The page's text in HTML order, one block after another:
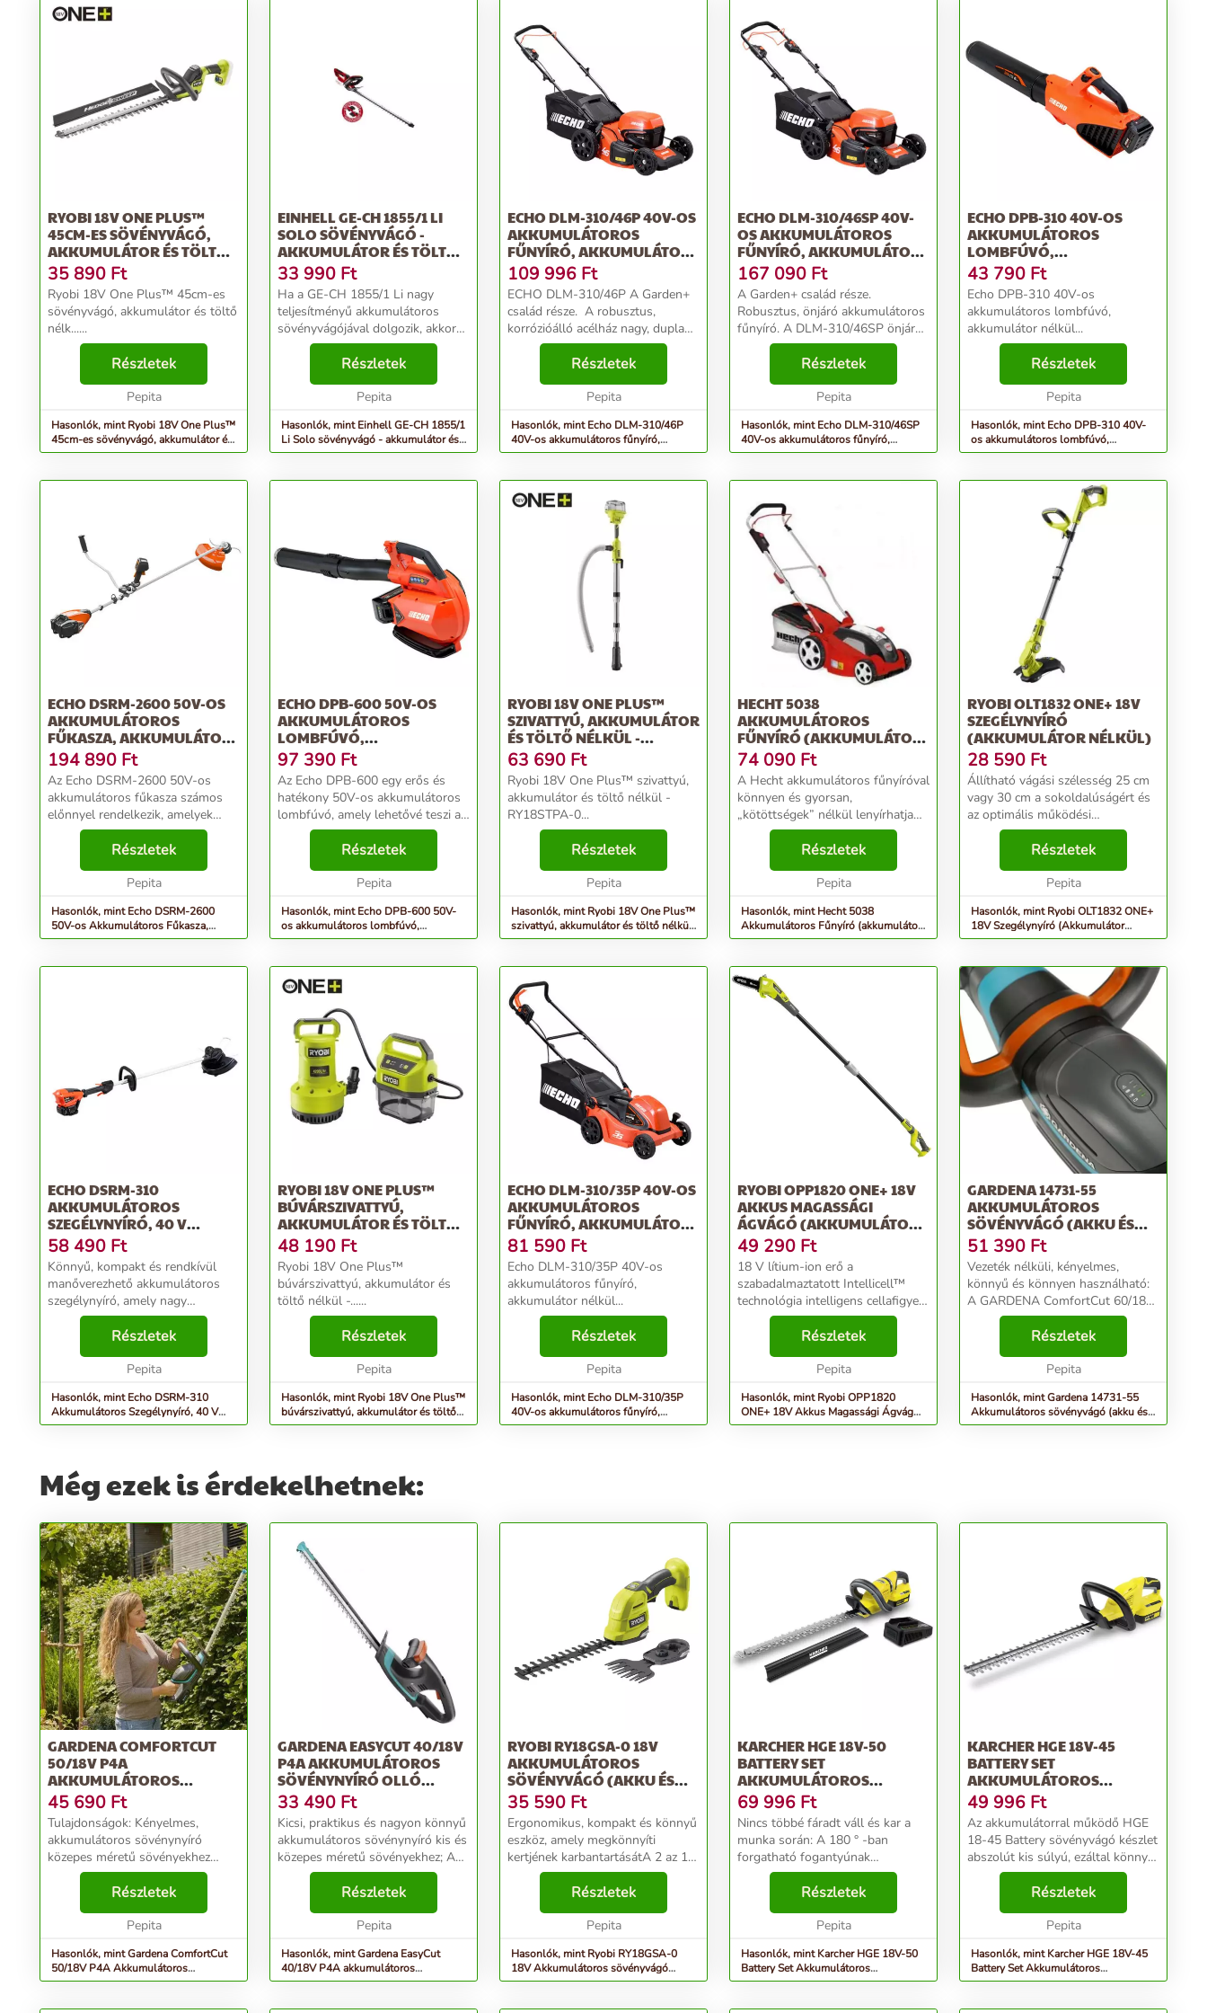
RYOBI 18V ONE PLUS™
45CM-ES SÖVÉNYVÁGÓ,
AKKUMULÁTOR ÉS TÖLTŐ
NÉLK...
35 890 Ft
Ryobi 18V One Plus™ 45cm-es
sövényvágó, akkumulátor és töltő
nélk......
Részletek
Pepita
Hasonlók, mint Ryobi 18V One Plus™
45cm-es sövényvágó, akkumulátor és
töltő nélk...
EINHELL GE-CH 1855/1 LI
SOLO SÖVÉNYVÁGÓ -
AKKUMULÁTOR ÉS TÖLTŐ
NÉ...
33 990 Ft
Ha a GE-CH 1855/1 Li nagy
teljesítményű akkumulátoros
sövényvágójával dolgozik, akkor
nem kell többé kábelekkel
bajlódnia, ha szebbé szeretné
varázsolni a sövényeket, a
bokrokat és a cserjéket. A hoss...
Részletek
Pepita
Hasonlók, mint Einhell GE-CH 1855/1
Li Solo sövényvágó - akkumulátor és
töltő né...
ECHO DLM-310/46P 40V-OS
AKKUMULÁTOROS
FŰNYÍRÓ, AKKUMULÁTOR
NÉLKÜL
109 996 Ft
ECHO DLM-310/46P A Garden+
család része. A robusztus,
korrózióálló acélház nagy, dupla
golyóscsapágyas kerekekkel
rendelkezik, így rendkívül tartós. A
nagy, 460 mm-es vágási
szélesség, a 7 fokozatú ...
Részletek
Pepita
Hasonlók, mint Echo DLM-310/46P
40V-os akkumulátoros fűnyíró,
akkumulátor nélkül
ECHO DLM-310/46SP 40V-
OS AKKUMULÁTOROS
FŰNYÍRÓ, AKKUMULÁTOR
NÉLKÜL
167 090 Ft
A Garden+ család része.
Robusztus, önjáró akkumulátoros
fűnyíró. A DLM-310/46SP önjáró
hajtásrendszerrel rendelkezik, így
ideális közepes és nagy méretű
kertekhez. A vágási lehetőségek
széles skálájá...
Részletek
Pepita
Hasonlók, mint Echo DLM-310/46SP
40V-os akkumulátoros fűnyíró,
akkumulátor nélkül
ECHO DPB-310 40V-OS
AKKUMULÁTOROS
LOMBFÚVÓ,
AKKUMULÁTOR NÉLKÜL
43 790 Ft
Echo DPB-310 40V-os
akkumulátoros lombfúvó,
akkumulátor nélkül...
Részletek
Pepita
Hasonlók, mint Echo DPB-310 40V-
os akkumulátoros lombfúvó,
akkumulátor nélkül
ECHO DSRM-2600 50V-OS
AKKUMULÁTOROS
FŰKASZA, AKKUMULÁTOR
NÉLKÜL
194 890 Ft
Az Echo DSRM-2600 50V-os
akkumulátoros fűkasza számos
előnnyel rendelkezik, amelyek
közül néhány a következő: - Erős
teljesítmény: A 50V-os
akkumulátorral rendelkező
fűkasza erős és megbízható
Részletek
Pepita
Hasonlók, mint Echo DSRM-2600
50V-os Akkumulátoros Fűkasza,
Akkumulátor nélkül
ECHO DPB-600 50V-OS
AKKUMULÁTOROS
LOMBFÚVÓ,
AKKUMULÁTOR NÉLKÜL
97 390 Ft
Az Echo DPB-600 egy erős és
hatékony 50V-os akkumulátoros
lombfúvó, amely lehetővé teszi a
könnyű és hatékony kerti hulladék
eltávolítást. Itt van néhány ok,
hogy miért vonzó választás: Erős
Részletek
Pepita
Hasonlók, mint Echo DPB-600 50V-
os akkumulátoros lombfúvó,
akkumulátor nélkül
RYOBI 18V ONE PLUS™
SZIVATTYÚ, AKKUMULÁTOR
ÉS TÖLTŐ NÉLKÜL -
RY18STPA-0
63 690 Ft
Ryobi 18V One Plus™ szivattyú,
akkumulátor és töltő nélkül -
RY18STPA-0...
Részletek
Pepita
Hasonlók, mint Ryobi 18V One Plus™
szivattyú, akkumulátor és töltő nélkül
- RY18STPA-0
HECHT 5038
AKKUMULÁTOROS
FŰNYÍRÓ (AKKUMULÁTOR
ÉS TÖLTŐ NÉLKÜL), P...
74 090 Ft
A Hecht akkumulátoros fűnyíróval
könnyen és gyorsan,
„kötöttségek” nélkül lenyírhatja
pázsitját. A gép műanyag házzal
rendelkezik, jelentősen csökkentve
annak súlyát. Az akkumulátor
teljesítményét na...
Részletek
Pepita
Hasonlók, mint Hecht 5038
Akkumulátoros Fűnyíró (akkumulátor
és töltő nélkül), P...
RYOBI OLT1832 ONE+ 18V
SZEGÉLYNYÍRÓ
(AKKUMULÁTOR NÉLKÜL)
28 590 Ft
Állítható vágási szélesség 25 cm
vagy 30 cm a sokoldalúságért és
az optimális működési
időértEasyEdge™ technológia,
melynek segítségével a vágófejet
szegélynyírás üzemmódból
szegélyező üzemmódba lehet...
Részletek
Pepita
Hasonlók, mint Ryobi OLT1832 ONE+
18V Szegélynyíró (Akkumulátor
nélkül)
ECHO DSRM-310
AKKUMULÁTOROS
SZEGÉLYNYÍRÓ, 40 V
(AKKUMULÁTOR NÉLKÜL)
58 490 Ft
Könnyű, kompakt és rendkívül
manőverezhető akkumulátoros
szegélynyíró, amely nagy
teljesítményű és könnyen
használható. Jól manőverezhető,
biztonságos, precíz, a nehezen
hozzáférhető szegélyeket könn...
Részletek
Pepita
Hasonlók, mint Echo DSRM-310
Akkumulátoros Szegélynyíró, 40 V
(akkumulátor nélkül)
RYOBI 18V ONE PLUS™
BÚVÁRSZIVATTYÚ,
AKKUMULÁTOR ÉS TÖLTŐ
NÉLKÜL -...
48 190 Ft
Ryobi 18V One Plus™
búvárszivattyú, akkumulátor és
töltő nélkül -......
Részletek
Pepita
Hasonlók, mint Ryobi 18V One Plus™
búvárszivattyú, akkumulátor és töltő
nélkül -...
ECHO DLM-310/35P 40V-OS
AKKUMULÁTOROS
FŰNYÍRÓ, AKKUMULÁTOR
NÉLKÜL
81 590 Ft
Echo DLM-310/35P 40V-os
akkumulátoros fűnyíró,
akkumulátor nélkül...
Részletek
Pepita
Hasonlók, mint Echo DLM-310/35P
40V-os akkumulátoros fűnyíró,
akkumulátor nélkül
RYOBI OPP1820 ONE+ 18V
AKKUS MAGASSÁGI
ÁGVÁGÓ (AKKUMULÁTOR
NÉLKÜL)
49 290 Ft
18 V lítium-ion erő a
szabadalmaztatott Intellicell™
technológia intelligens cellafigyelő
rendszernek köszönhetően: a
cellák egyedi figyelése a nagyobb
kapacitásért és nagyobb
teljesítményért20 cm hos...
Részletek
Pepita
Hasonlók, mint Ryobi OPP1820
ONE+ 18V Akkus Magassági Ágvágó
(Akkumulátor nélkül)
GARDENA 14731-55
AKKUMULÁTOROS
SÖVÉNYVÁGÓ (AKKU ÉS
TÖLTŐ NÉLKÜL)
51 390 Ft
Vezeték nélküli, kényelmes,
könnyű és könnyen használható:
A GARDENA ComfortCut 60/18V
P4A akkumulátoros
sövénynyírójával könnyedén
nyírhatók a közepes méretű
sövények.; ; A beépített, jól látható
Részletek
Pepita
Hasonlók, mint Gardena 14731-55
Akkumulátoros sövényvágó (akku és
töltő nélkül)
Még ezek is érdekelhetnek:
GARDENA COMFORTCUT
50/18V P4A
AKKUMULÁTOROS
SÖVÉNYVÁGÓ (AKKU ÉS T...
45 690 Ft
Tulajdonságok: Kényelmes,
akkumulátoros sövénynyíró
közepes méretű sövényekhez
Vezeték nélküli, kényelmes,
könnyű és könnyen használható:
A GARDENA ComfortCut 50/18V
P4A akkumulátoros
Részletek
Pepita
Hasonlók, mint Gardena ComfortCut
50/18V P4A Akkumulátoros
sövényvágó (akku és t...
GARDENA EASYCUT 40/18V
P4A AKKUMULÁTOROS
SÖVÉNYNYÍRÓ OLLÓ
AKKUMUL...
33 490 Ft
Kicsi, praktikus és nagyon könnyű
akkumulátoros sövénynyíró kis és
közepes méretű sövényekhez; A
GARDENA extra könnyű és
praktikus akkumulátoros
sövénynyírója, az EasyCut 40/18V
P4A akkumulátor nélkül...
Részletek
Pepita
Hasonlók, mint Gardena EasyCut
40/18V P4A akkumulátoros
sövénynyíró olló akkumul...
RYOBI RY18GSA-0 18V
AKKUMULÁTOROS
SÖVÉNYVÁGÓ (AKKU ÉS
TÖLTŐ NÉLKÜL)
35 590 Ft
Ergonomikus, kompakt és könnyű
eszköz, amely megkönnyíti
kertjének karbantartásátA 2 az 1-
ben kézi pázsit és sövényvágó
kiváló eszköz a kertje rendben
tartásáhozA szerszám nélküli
fűrészlapcsere azt j...
Részletek
Pepita
Hasonlók, mint Ryobi RY18GSA-0
18V Akkumulátoros sövényvágó
(Akku és töltő nélkül)
KARCHER HGE 18V-50
BATTERY SET
AKKUMULÁTOROS
SÖVÉNYVÁGÓ, SÁRGA-
FEKETE
69 996 Ft
Nincs többé fáradt váll és kar a
munka során: A 180 ° -ban
forgatható fogantyúnak
köszönhetően a HGE 18-50
akkumulátoros sövényvágó
kényelmes munkapozíciót biztosít
minden esetben - a függőleges
Részletek
Pepita
Hasonlók, mint Karcher HGE 18V-50
Battery Set Akkumulátoros
Sövényvágó, Sárga-Fekete
KARCHER HGE 18V-45
BATTERY SET
AKKUMULÁTOROS
SÖVÉNYVÁGÓ, SÁRGA-
FEKETE
49 996 Ft
Az akkumulátorral működő HGE
18-45 Battery sövényvágó készlet
abszolút kis súlyú, ezáltal könnyű
munkavégzést biztosít a vállak és
a karok megterhelése nélkül.
Ergonomikus fogantyújának
köszönhetően r...
Részletek
Pepita
Hasonlók, mint Karcher HGE 18V-45
Battery Set Akkumulátoros
Sövényvágó, Sárga-Fekete